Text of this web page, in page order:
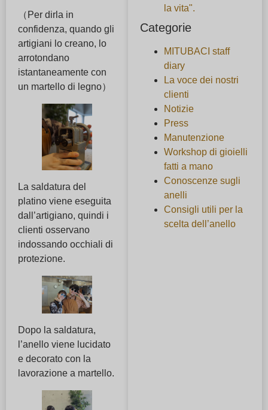
（Per dirla in
confidenza, quando gli
artigiani lo creano, lo
arrotondano
istantaneamente con
un martello di legno）
La saldatura del
platino viene eseguita
dall’artigiano, quindi i
clienti osservano
indossando occhiali di
protezione.
Dopo la saldatura,
l’anello viene lucidato
e decorato con la
lavorazione a martello.
la vita".
Categorie
MITUBACI staff
diary
La voce dei nostri
clienti
Notizie
Press
Manutenzione
Workshop di gioielli
fatti a mano
Conoscenze sugli
anelli
Consigli utili per la
scelta dell’anello